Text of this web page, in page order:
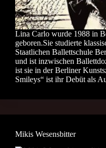
Lina Carlo wurde 1988 in
geboren.Sie studierte
Staatlichen Ballettschule
und ist inzwischen
ist sie in der Berliner
Smileys“ ist ihr Debüt als
Mikis Wesensbitter